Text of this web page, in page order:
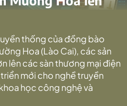
thống của đồng bào
Hoa (Lào Cai), các sản
lên các sàn thương mại điện
mới cho nghề truyền
học công nghệ và